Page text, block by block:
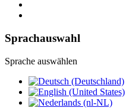
Sprachauswahl
Sprache auswählen